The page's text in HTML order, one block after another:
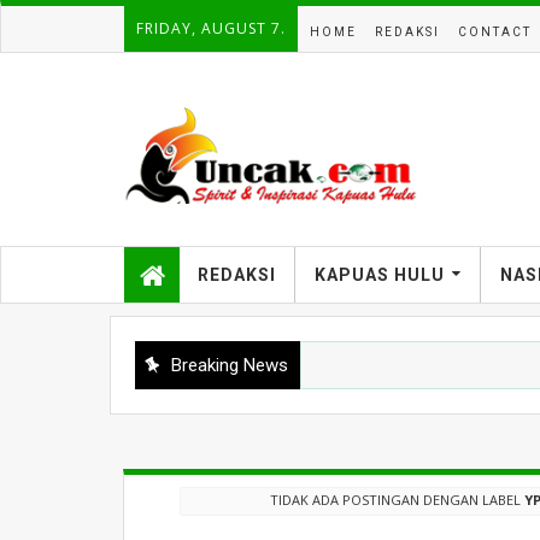
FRIDAY, AUGUST 7. HOME REDAKSI CONTACT
REDAKSI KAPUAS HULU
Breaking News
TIDAK ADA POSTINGAN DENGAN LABEL